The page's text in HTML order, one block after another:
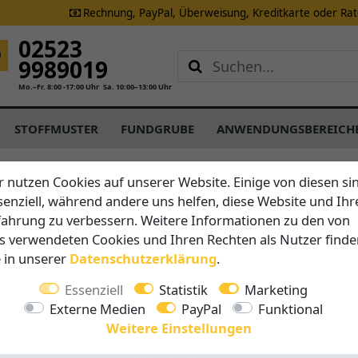
Rechnung, PayPal, Überweisung, Kreditkarte oder
02523
9989019
Mo.–Fr. 8:00 -17:00 Uhr Sa. 10:00–13:00 Uhr
STOFFMUSTER FUNDGRUBE
Planung Ihres neuen
Ihre Terrasse oder Ihren
der Planung von
das ideale Produkt
nutzen Cookies auf unserer Website. Einige von diesen
während andere uns helfen, diese Website und
zu verbessern. Weitere Informationen zu den von
verwendeten Cookies und Ihren Rechten als Nutzer
in unserer Daten­schutz­erklärung.
Essenziell
Statistik
Marketing
Externe Medien
PayPal
Funktional
Weitere Einstellungen